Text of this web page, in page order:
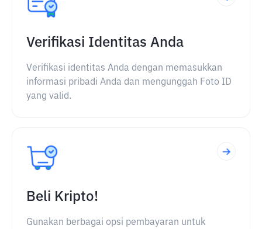
Verifikasi Identitas Anda
Verifikasi identitas Anda dengan memasukkan
informasi pribadi Anda dan mengunggah Foto ID
yang valid.
Beli Kripto!
Gunakan berbagai opsi pembayaran untuk